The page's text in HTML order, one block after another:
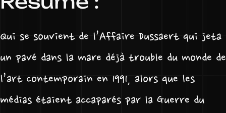
Qui se souvient de l’Affaire Dussaert qui jeta
un pavé dans la mare déjà trouble du monde de
l’art contemporain en 1991, alors que les
médias étaient accaparés par la Guerre du